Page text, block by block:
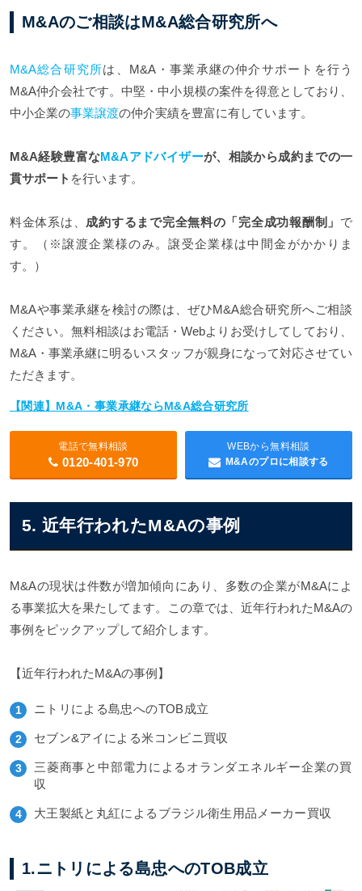
M&Aのご相談はM&A総合研究所へ
M&A総合研究所は、M&A・事業承継の仲介サポートを行う
M&A仲介会社です。中堅・中小規模の案件を得意としており、
中小企業の事業譲渡の仲介実績を豊富に有しています。
M&A経験豊富なM&Aアドバイザーが、相談から成約までの一
貫サポート を行います。
料金体系は、 成約するまで完全無料の「完全成功報酬制」 で
す。（※譲渡企業様のみ。譲受企業様は中間金がかかりま
す。）
M&Aや事業承継を検討の際は、ぜひM&A総合研究所へご相談
ください。無料相談はお電話・Webよりお受けしてしており、
M&A・事業承継に明るいスタッフが親身になって対応させてい
ただきます。
【関連】M&A・事業承継ならM&A総合研究所
電話で無料相談
0120-401-970
WEBから無料相談
M&Aのプロに相談する
5. 近年行われたM&Aの事例
M&Aの現状は件数が増加傾向にあり、多数の企業がM&Aによ
る事業拡大を果たしてます。この章では、近年行われたM&Aの
事例をピックアップして紹介します。
【近年行われたM&Aの事例】
ニトリによる島忠へのTOB成立
セブン&アイによる米コンビニ買収
三菱商事と中部電力によるオランダエネルギー企業の買
収
大王製紙と丸紅によるブラジル衛生用品メーカー買収
1.ニトリによる島忠へのTOB成立